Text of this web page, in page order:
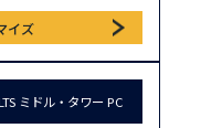
イズ
ミドル・タワー PC